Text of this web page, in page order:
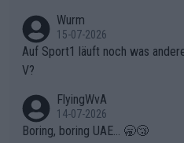
Wurm
15-07-2026
Auf Sport1 läuft noch was
V?
FlyingWvA
14-07-2026
Boring, boring UAE... 🥱😴